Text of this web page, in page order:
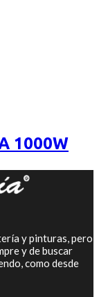
1000W
y pinturas, pero
y de buscar
como desde